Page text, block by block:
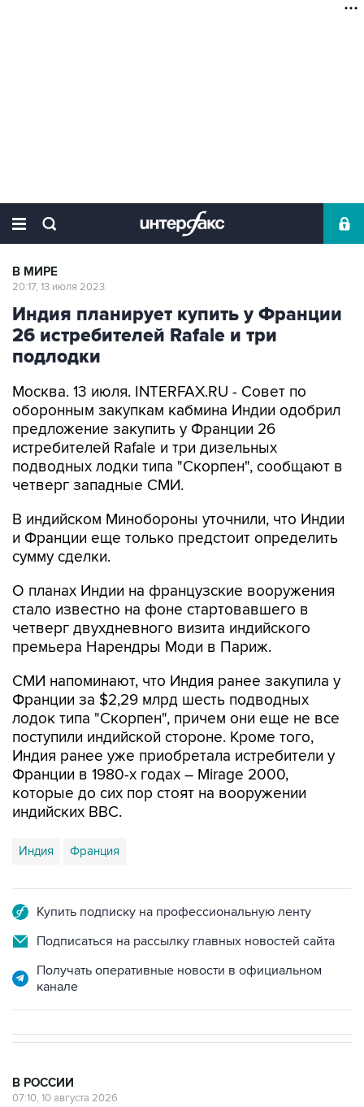
В МИРЕ
20:17, 13 июля 2023
Индия планирует купить у Франции
26 истребителей Rafale и три
подлодки
Москва. 13 июля. INTERFAX.RU - Совет по
оборонным закупкам кабмина Индии одобрил
предложение закупить у Франции 26
истребителей Rafale и три дизельных
подводных лодки типа "Скорпен", сообщают в
четверг западные СМИ.
В индийском Минобороны уточнили, что Индии
и Франции еще только предстоит определить
сумму сделки.
О планах Индии на французские вооружения
стало известно на фоне стартовавшего в
четверг двухдневного визита индийского
премьера Нарендры Моди в Париж.
СМИ напоминают, что Индия ранее закупила у
Франции за $2,29 млрд шесть подводных
лодок типа "Скорпен", причем они еще не все
поступили индийской стороне. Кроме того,
Индия ранее уже приобретала истребители у
Франции в 1980-х годах – Mirage 2000,
которые до сих пор стоят на вооружении
индийских ВВС.
Индия Франция
Купить подписку на профессиональную ленту
Подписаться на рассылку главных новостей сайта
Получать оперативные новости в официальном
канале
В РОССИИ
07:10, 10 августа 2026